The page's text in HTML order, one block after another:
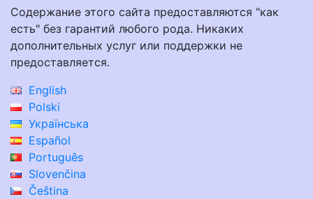
Содержание этого сайта предоставляются "как
есть" без гарантий любого рода. Никаких
дополнительных услуг или поддержки не
предоставляется.
English
Polski
Українська
Español
Português
Slovenčina
Čeština